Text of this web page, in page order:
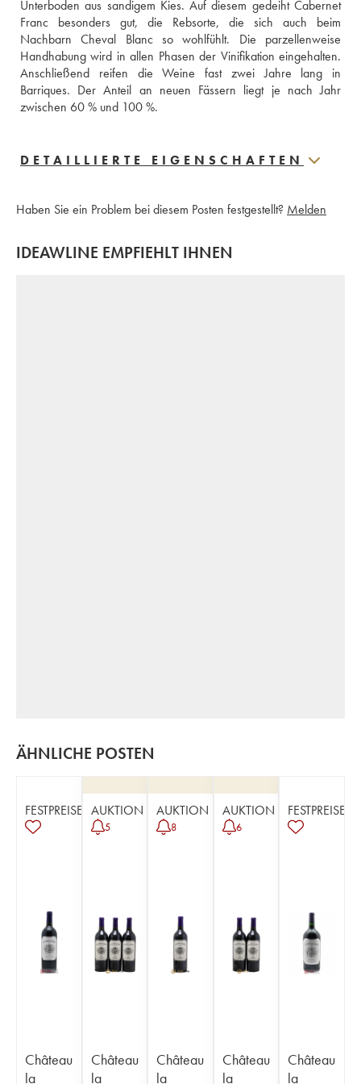
Unterboden aus sandigem Kies. Auf diesem gedeiht Cabernet
Franc besonders gut, die Rebsorte, die sich auch beim
Nachbarn Cheval Blanc so wohlfühlt. Die parzellenweise
Handhabung wird in allen Phasen der Vinifikation eingehalten.
Anschließend reifen die Weine fast zwei Jahre lang in
Barriques. Der Anteil an neuen Fässern liegt je nach Jahr
zwischen 60 % und 100 %.
DETAILLIERTE EIGENSCHAFTEN
Haben Sie ein Problem bei diesem Posten festgestellt? Melden
IDEAWLINE EMPFIEHLT IHNEN
ÄHNLICHE POSTEN
FESTPREISE
Château
la
AUKTION
5
Château
la
AUKTION
8
Château
la
AUKTION
6
Château
la
FESTPREISE
Château
la